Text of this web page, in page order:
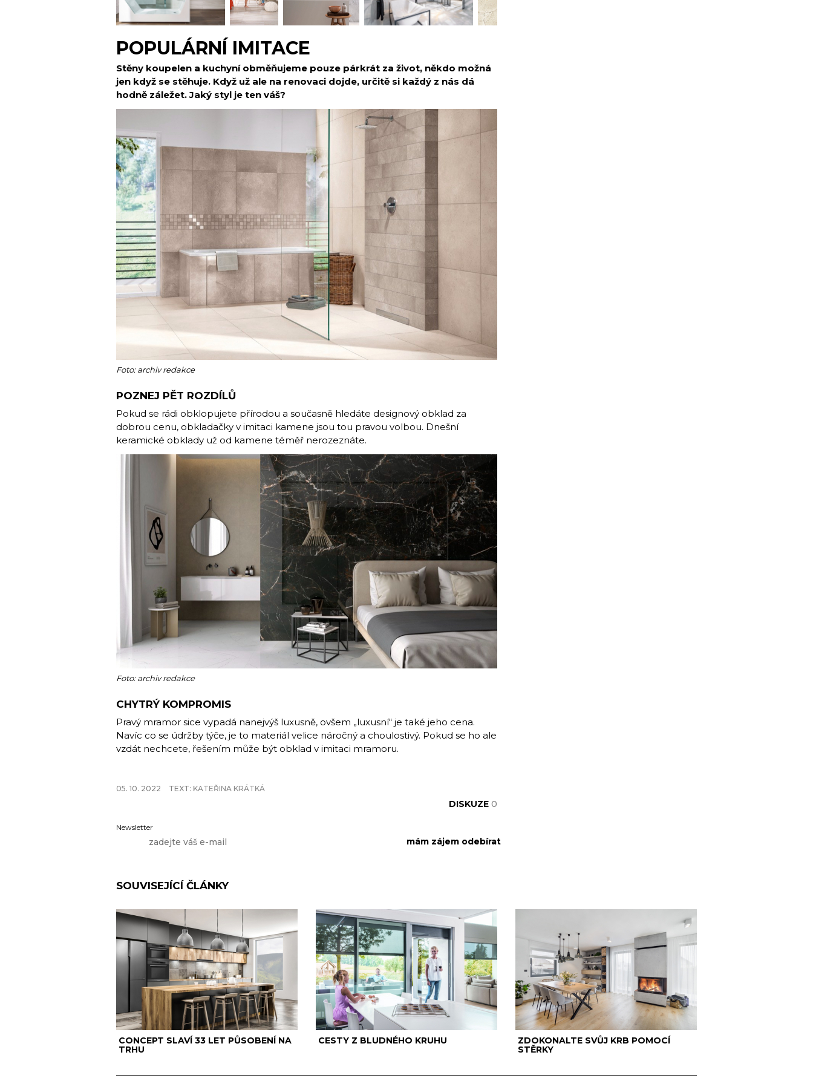
POPULÁRNÍ IMITACE
Stěny koupelen a kuchyní obměňujeme pouze párkrát za život, někdo možná
jen když se stěhuje. Když už ale na renovaci dojde, určitě si každý z nás dá
hodně záležet. Jaký styl je ten váš?
Foto: archiv redakce
POZNEJ PĚT ROZDÍLŮ
Pokud se rádi obklopujete přírodou a současně hledáte designový obklad za
dobrou cenu, obkladačky v imitaci kamene jsou tou pravou volbou. Dnešní
keramické obklady už od kamene téměř nerozeznáte.
Foto: archiv redakce
CHYTRÝ KOMPROMIS
Pravý mramor sice vypadá nanejvýš luxusně, ovšem „luxusní“ je také jeho cena.
Navíc co se údržby týče, je to materiál velice náročný a choulostivý. Pokud se ho ale
vzdát nechcete, řešením může být obklad v imitaci mramoru.
05. 10. 2022 TEXT: KATEŘINA KRÁTKÁ
DISKUZE 0
Newsletter
SOUVISEJÍCÍ ČLÁNKY
CONCEPT SLAVÍ 33 LET PŮSOBENÍ NA
TRHU
CESTY Z BLUDNÉHO KRUHU
ZDOKONALTE SVŮJ KRB POMOCÍ
STĚRKY